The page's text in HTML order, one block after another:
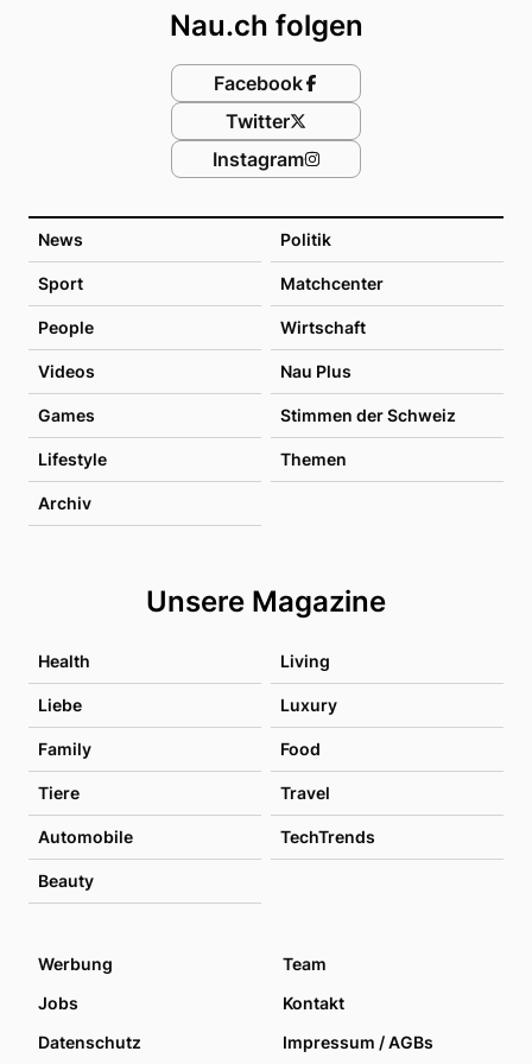
News Politik
Sport Matchcenter
People Wirtschaft
Videos Nau Plus
Games Stimmen der Schweiz
Lifestyle Themen
Archiv
Unsere Magazine
Health Living
Liebe Luxury
Family Food
Tiere Travel
Automobile TechTrends
Beauty
Nau.ch folgen
Facebook
Twitter
Instagram
Werbung
Team
Jobs
Kontakt
Datenschutz
Impressum / AGBs